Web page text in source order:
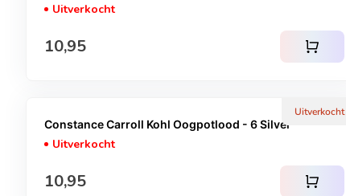
Uitverkocht
Normale prijs
10,95 shopping_cart
Uitverkocht
Constance Carroll Kohl Oogpotlood - 6 Silver
Uitverkocht
Normale prijs
10,95 shopping_cart